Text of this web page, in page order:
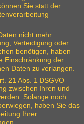
Sie statt der
nicht mehr
Verteidigung oder
benötigen, haben
Einschränkung der
Daten zu verlangen.
21 Abs. 1 DSGVO
zwischen Ihren und
Solange noch
haben Sie das
Ihrer